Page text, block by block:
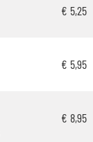
€ 5,25
€ 5,95
€ 8,95